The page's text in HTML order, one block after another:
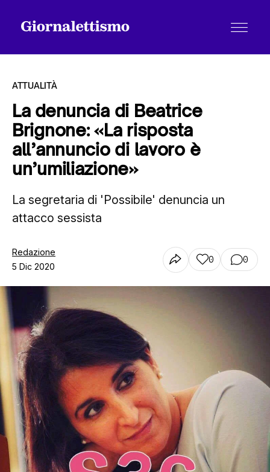
Tutti gli articoli
ATTUALITÀ
La denuncia di Beatrice
Brignone: «La risposta
all’annuncio di lavoro è
un’umiliazione»
La segretaria di 'Possibile' denuncia un
attacco sessista
Redazione
5 Dic 2020
0 0